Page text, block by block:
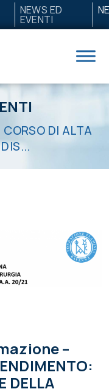
NEWS ED
EVENTI
CORSO DI ALTA
–
DELLA